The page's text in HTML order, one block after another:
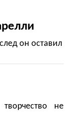
он оставил
не